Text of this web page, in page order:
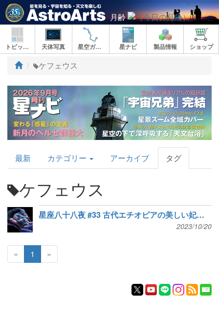
月齢
トピックス 天体写真 星空ガイド 星ナビ 製品情報 ショップ
ト
プ
ケフェウス
AstroArts
Topics
最新 カテゴリー アーカイブ タグ
ケフェウス
星座八十八夜 #33 古代エチオピアの美しい妃「カシオペヤ座」
2023/10/20
« 1 »